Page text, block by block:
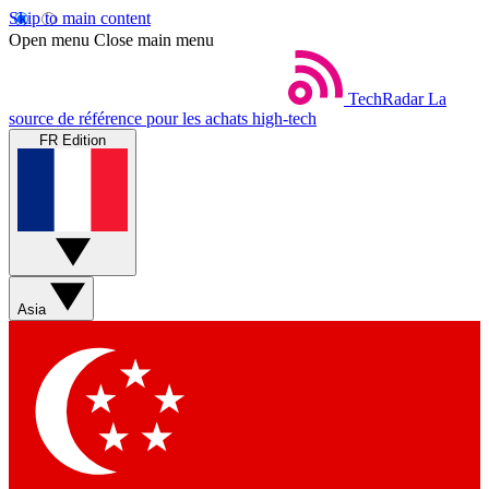
Skip to main content
Open menu Close main menu
TechRadar La
source de référence pour les achats high-tech
FR Edition
Asia